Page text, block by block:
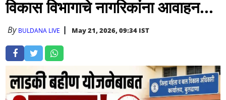
विकास विभागाचे नागरिकांना आवाहन...
By BULDANA LIVE May 21, 2026, 09:34 IST